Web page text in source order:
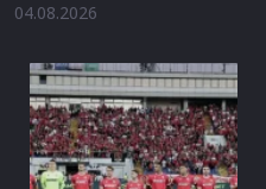
04.08.2026